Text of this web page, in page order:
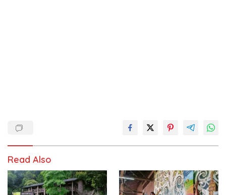
Read Also